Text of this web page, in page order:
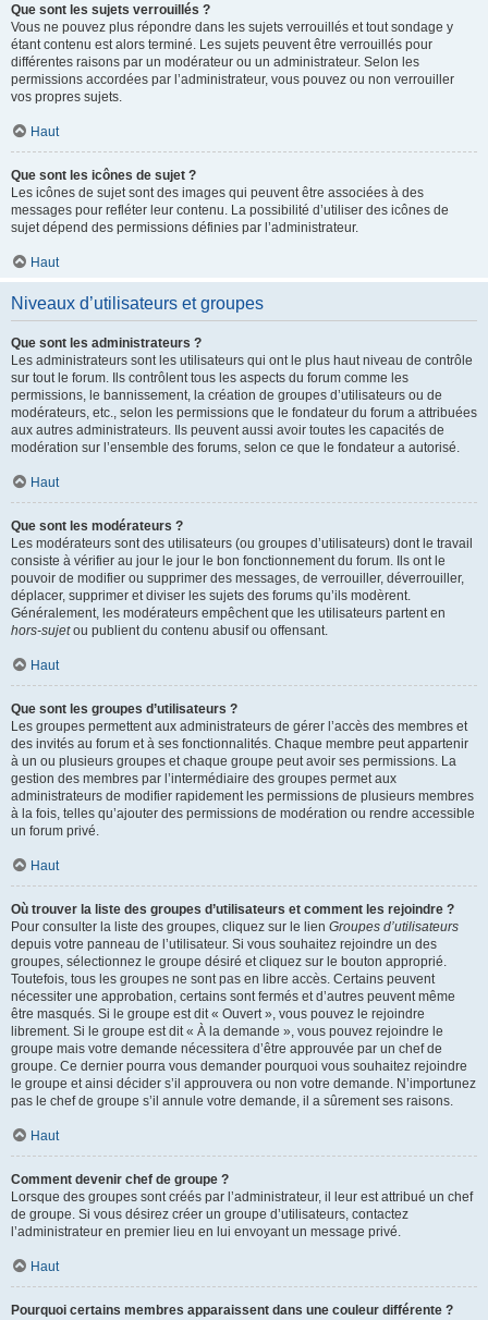
Que sont les sujets verrouillés ?
Vous ne pouvez plus répondre dans les sujets verrouillés et tout sondage y
étant contenu est alors terminé. Les sujets peuvent être verrouillés pour
différentes raisons par un modérateur ou un administrateur. Selon les
permissions accordées par l’administrateur, vous pouvez ou non verrouiller
vos propres sujets.
Haut
Que sont les icônes de sujet ?
Les icônes de sujet sont des images qui peuvent être associées à des
messages pour refléter leur contenu. La possibilité d’utiliser des icônes de
sujet dépend des permissions définies par l’administrateur.
Haut
Niveaux d’utilisateurs et groupes
Que sont les administrateurs ?
Les administrateurs sont les utilisateurs qui ont le plus haut niveau de contrôle
sur tout le forum. Ils contrôlent tous les aspects du forum comme les
permissions, le bannissement, la création de groupes d’utilisateurs ou de
modérateurs, etc., selon les permissions que le fondateur du forum a attribuées
aux autres administrateurs. Ils peuvent aussi avoir toutes les capacités de
modération sur l’ensemble des forums, selon ce que le fondateur a autorisé.
Haut
Que sont les modérateurs ?
Les modérateurs sont des utilisateurs (ou groupes d’utilisateurs) dont le travail
consiste à vérifier au jour le jour le bon fonctionnement du forum. Ils ont le
pouvoir de modifier ou supprimer des messages, de verrouiller, déverrouiller,
déplacer, supprimer et diviser les sujets des forums qu’ils modèrent.
Généralement, les modérateurs empêchent que les utilisateurs partent en
hors-sujetou publient du contenu abusif ou offensant.
Haut
Que sont les groupes d’utilisateurs ?
Les groupes permettent aux administrateurs de gérer l’accès des membres et
des invités au forum et à ses fonctionnalités. Chaque membre peut appartenir
à un ou plusieurs groupes et chaque groupe peut avoir ses permissions. La
gestion des membres par l’intermédiaire des groupes permet aux
administrateurs de modifier rapidement les permissions de plusieurs membres
à la fois, telles qu’ajouter des permissions de modération ou rendre accessible
un forum privé.
Haut
Où trouver la liste des groupes d’utilisateurs et comment les rejoindre ?
Pour consulter la liste des groupes, cliquez sur le lien Groupes d’utilisateurs
depuis votre panneau de l’utilisateur. Si vous souhaitez rejoindre un des
groupes, sélectionnez le groupe désiré et cliquez sur le bouton approprié.
Toutefois, tous les groupes ne sont pas en libre accès. Certains peuvent
nécessiter une approbation, certains sont fermés et d’autres peuvent même
être masqués. Si le groupe est dit « Ouvert », vous pouvez le rejoindre
librement. Si le groupe est dit « À la demande », vous pouvez rejoindre le
groupe mais votre demande nécessitera d’être approuvée par un chef de
groupe. Ce dernier pourra vous demander pourquoi vous souhaitez rejoindre
le groupe et ainsi décider s’il approuvera ou non votre demande. N’importunez
pas le chef de groupe s’il annule votre demande, il a sûrement ses raisons.
Haut
Comment devenir chef de groupe ?
Lorsque des groupes sont créés par l’administrateur, il leur est attribué un chef
de groupe. Si vous désirez créer un groupe d’utilisateurs, contactez
l’administrateur en premier lieu en lui envoyant un message privé.
Haut
Pourquoi certains membres apparaissent dans une couleur différente ?